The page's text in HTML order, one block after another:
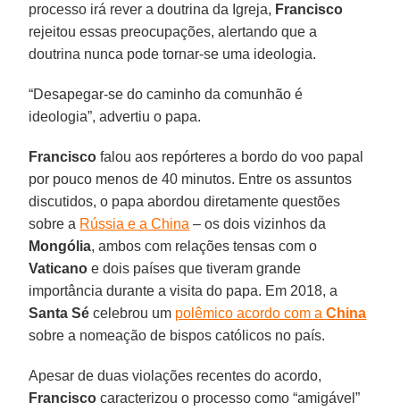
processo irá rever a doutrina da Igreja, Francisco
rejeitou essas preocupações, alertando que a
doutrina nunca pode tornar-se uma ideologia.
“Desapegar-se do caminho da comunhão é
ideologia”, advertiu o papa.
Francisco falou aos repórteres a bordo do voo papal
por pouco menos de 40 minutos. Entre os assuntos
discutidos, o papa abordou diretamente questões
sobre a Rússia e a China – os dois vizinhos da
Mongólia, ambos com relações tensas com o
Vaticano e dois países que tiveram grande
importância durante a visita do papa. Em 2018, a
Santa Sé celebrou um polêmico acordo com aChina
sobre a nomeação de bispos católicos no país.
Apesar de duas violações recentes do acordo,
Francisco caracterizou o processo como “amigável”